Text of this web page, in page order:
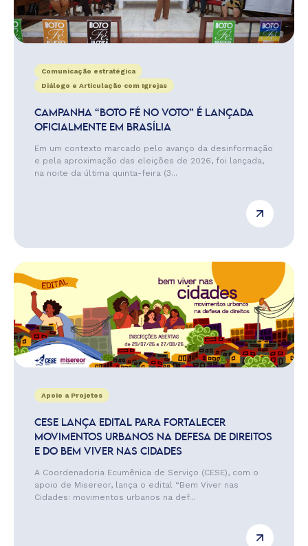
Comunicação estratégica
Diálogo e Articulação com Igrejas
CAMPANHA “BOTO FÉ NO VOTO” É LANÇADA
OFICIALMENTE EM BRASÍLIA
Em um contexto marcado pelo avanço da desinformação
e pela aproximação das eleições de 2026, foi lançada,
na noite da última quinta-feira (3...
Apoio a Projetos
CESE LANÇA EDITAL PARA FORTALECER
MOVIMENTOS URBANOS NA DEFESA DE DIREITOS
E DO BEM VIVER NAS CIDADES
A Coordenadoria Ecumênica de Serviço (CESE), com o
apoio de Misereor, lança o edital “Bem Viver nas
Cidades: movimentos urbanos na def...